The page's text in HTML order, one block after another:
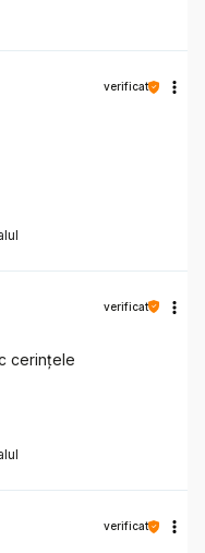
verificat
verificat
cerințele
verificat